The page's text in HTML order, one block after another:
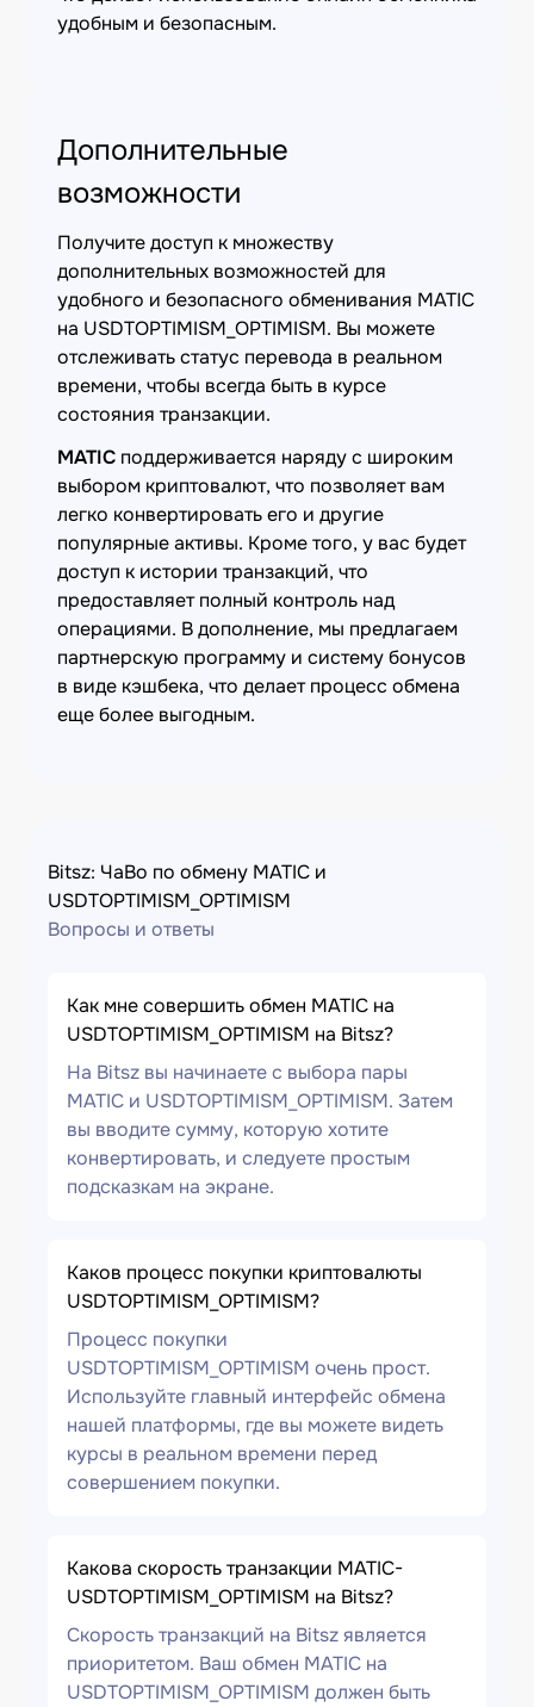
удобным и безопасным.
Дополнительные
возможности
Получите доступ к множеству
дополнительных возможностей для
удобного и безопасного обменивания MATIC
на USDTOPTIMISM_OPTIMISM. Вы можете
отслеживать статус перевода в реальном
времени, чтобы всегда быть в курсе
состояния транзакции.
MATIC поддерживается наряду с широким
выбором криптовалют, что позволяет вам
легко конвертировать его и другие
популярные активы. Кроме того, у вас будет
доступ к истории транзакций, что
предоставляет полный контроль над
операциями. В дополнение, мы предлагаем
партнерскую программу и систему бонусов
в виде кэшбека, что делает процесс обмена
еще более выгодным.
Bitsz: ЧаВо по обмену MATIC и
USDTOPTIMISM_OPTIMISM
Вопросы и ответы
Как мне совершить обмен MATIC на
USDTOPTIMISM_OPTIMISM на Bitsz?
На Bitsz вы начинаете с выбора пары
MATIC и USDTOPTIMISM_OPTIMISM. Затем
вы вводите сумму, которую хотите
конвертировать, и следуете простым
подсказкам на экране.
Каков процесс покупки криптовалюты
USDTOPTIMISM_OPTIMISM?
Процесс покупки
USDTOPTIMISM_OPTIMISM очень прост.
Используйте главный интерфейс обмена
нашей платформы, где вы можете видеть
курсы в реальном времени перед
совершением покупки.
Какова скорость транзакции MATIC-
USDTOPTIMISM_OPTIMISM на Bitsz?
Скорость транзакций на Bitsz является
приоритетом. Ваш обмен MATIC на
USDTOPTIMISM_OPTIMISM должен быть